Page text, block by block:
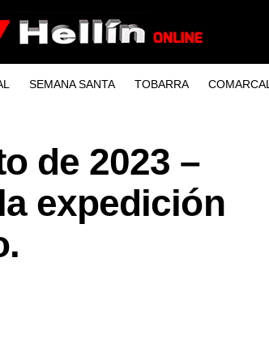
SEMANA SANTA TOBARRA COMARCAL
de 2023 –
expedición